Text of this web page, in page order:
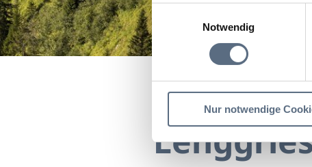
Einwilligungsauswahl
Notwendig
Nur notwendige